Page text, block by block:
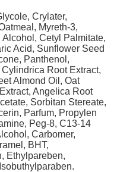
Crylater,
Myreth-3,
Alcohol, Cetyl Palmitate,
Acid, Sunflower Seed
Panthenol,
Root Extract,
Almond Oil, Oat
Angelica Root
Sorbitan Stereate,
Parfum, Propylen
Peg-8, C13-14
Carbomer,
BHT,
Ethylpareben,